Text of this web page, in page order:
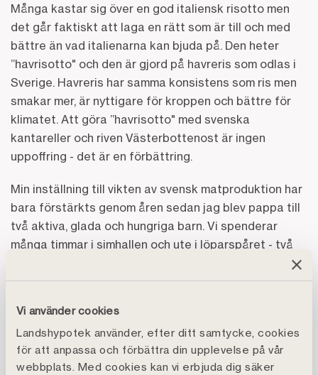
Vi använder cookies
Landshypotek använder, efter ditt samtycke, cookies
för att anpassa och förbättra din upplevelse på vår
webbplats. Med cookies kan vi erbjuda dig säker
Många kastar sig över en god italiensk risotto men
det går faktiskt att laga en rätt som är till och med
bättre än vad italienarna kan bjuda på. Den heter
”havrisotto" och den är gjord på havreris som odlas i
Sverige. Havreris har samma konsistens som ris men
smakar mer, är nyttigare för kroppen och bättre för
klimatet. Att göra ”havrisotto" med svenska
kantareller och riven Västerbottenost är ingen
uppoffring - det är en förbättring.
Min inställning till vikten av svensk matproduktion har
bara förstärkts genom åren sedan jag blev pappa till
två aktiva, glada och hungriga barn. Vi spenderar
många timmar i simhallen och ute i löparspåret - två
inte av en slump att våra elitidrottare väljer att äta
potentiellt suspekta substanser. Vi behöver inte alla
vara elitidrottare, men vi kan ta efter deras sunda
matvanor. Leta efter den svenska flaggan när du